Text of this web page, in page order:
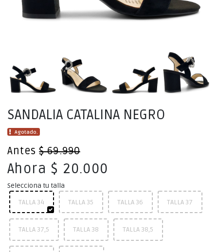
SANDALIA CATALINA NEGRO
Agotado.
Antes$ 69.990
Ahora $ 20.000
Selecciona tu talla
TALLA 34
TALLA 35 TALLA 36 TALLA 37
TALLA 37,5 TALLA 38 TALLA 38,5